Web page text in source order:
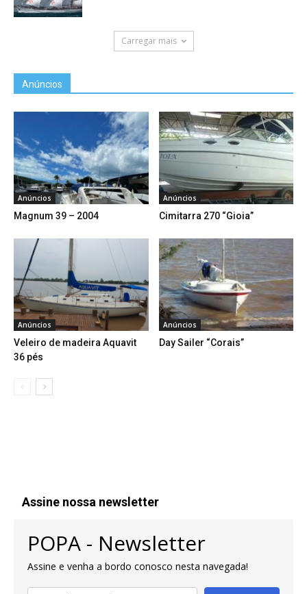
Carregar mais
Anúncios
Anúncios
Magnum 39 – 2004
Anúncios
Cimitarra 270 “Gioia”
Anúncios
Veleiro de madeira Aquavit
36 pés
Anúncios
Day Sailer “Corais”
Assine nossa newsletter
POPA - Newsletter
Assine e venha a bordo conosco nesta navegada!